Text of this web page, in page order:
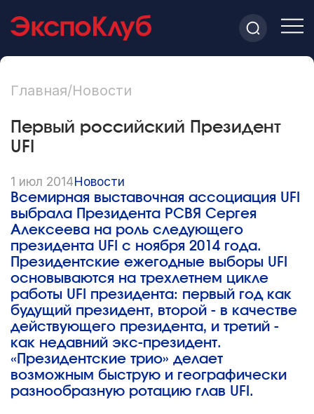
Главная/Новости
Первый российский Президент
UFI
1 июл 2014Новости
Всемирная выставочная ассоциация UFI
выбрала Президента РСВЯ Сергея
Алексеева на роль следующего
президента UFI с ноября 2014 года.
Президентские ежегодные выборы UFI
основываются на трехлетнем цикле
работы UFI президента: первый год как
будущий президент, второй - в качестве
действующего президента, и третий -
как недавний экс-президент.
«Президентские трио» делает
возможным быструю и географически
разнообразную ротацию глав UFI.